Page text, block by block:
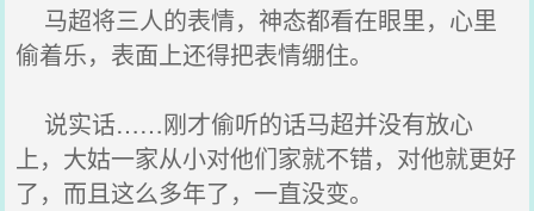
马超将三人的表情，神态都看在眼里，心里
偷着乐，表面上还得把表情绷住。
说实话……刚才偷听的话马超并没有放心
上，大姑一家从小对他们家就不错，对他就更好
了，而且这么多年了，一直没变。